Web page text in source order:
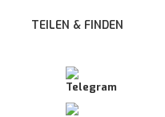
TEILEN & FINDEN